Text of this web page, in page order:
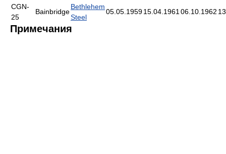
CGN-
25
Bainbridge
Bethlehem
Steel
05.05.195915.04.196106.10.1962
Примечания